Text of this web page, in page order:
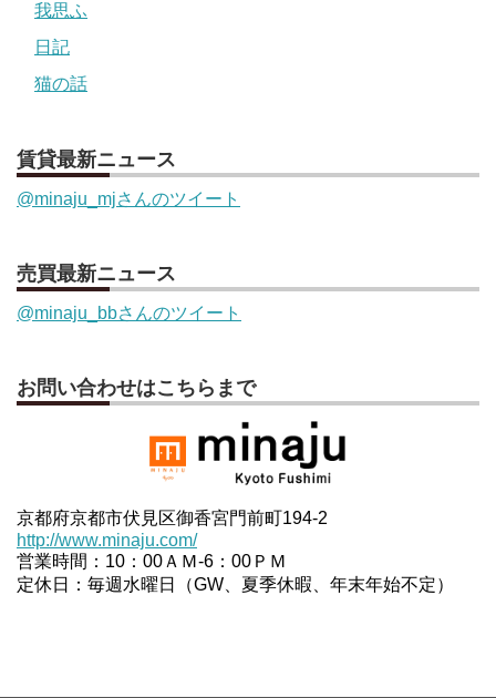
我思ふ
日記
猫の話
賃貸最新ニュース
@minaju_mjさんのツイート
売買最新ニュース
@minaju_bbさんのツイート
お問い合わせはこちらまで
京都府京都市伏見区御香宮門前町194-2
http://www.minaju.com/
営業時間：10：00ＡＭ-6：00ＰＭ
定休日：毎週水曜日（GW、夏季休暇、年末年始不定）